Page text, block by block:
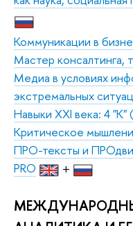
Коммуникации в
Мастер консалтинга,
Медиа в условиях
экстремальных
Навыки XXI века: 4
Критическое
ПРО-тексты и
PRO
+